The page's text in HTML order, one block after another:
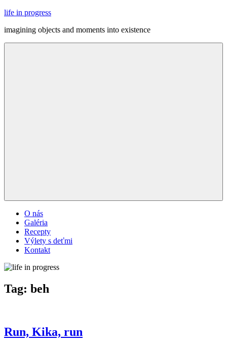
Skip
content
life in progress
imagining objects and moments into existence
O nás
Galéria
Recepty
Výlety s deťmi
Kontakt
Tag: beh
Run, Kika, run